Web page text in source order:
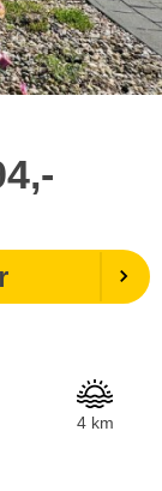
4 km